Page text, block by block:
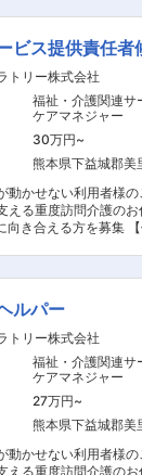
考慮しながらにはな
や有給も取得すること
もでき、入社後にすぐ
児休暇の取得率は100
務についても相談で
が変化しても理解ある
変更の範囲：会社
な仕事内容なので、
手当
やすく、家族手当など
【求人の特徴】
が取りやすく、家族手
ムな病院 【求人のポイ
高収入・高月給 ・交
分以内 ・昇格あり ・障
歓迎 ・資格取得支援
ター歓迎 ・バイク通
問 ・車通勤OK ・残
歓迎 ・経験者歓迎 ・
備 ・賞与あり ・ブラ
険あり ・厚生年金あ
険あり
ビス提供責任者
トリー株式会社
福祉・介護関連サ
ケアマネジャー
30万円~
熊本県下益城郡美
動かせない利用者様の
える重度訪問介護の
合える方を募集 【仕事内
務
スタッフさんのシフト
環境を整えるお仕事を
相談などを気軽に受け
て活躍してください！ ■
ー・指導・育成・ケ
への出席 など ◎ケア業
態の変化に気を配り
助： 家事援助（洗濯
介護： 起床・就寝・
■医療的ケア： たん
ろう・腸ろう） など
ルパー
トリー株式会社
福祉・介護関連サ
ケアマネジャー
27万円~
熊本県下益城郡美
動かせない利用者様の
える重度訪問介護の